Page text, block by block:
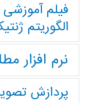
فیلم آموزشی
الگوریتم
نرم افزار
پردازش